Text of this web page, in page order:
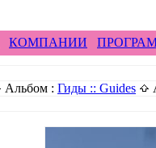
КОМПАНИИ
Альбом : Гиды :: Guides